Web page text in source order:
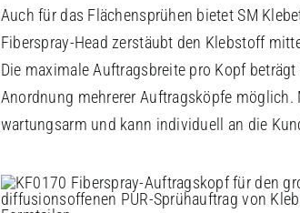
Auch für das Flächensprühen bietet SM
Fiberspray-Head zerstäubt den Klebstoff
Die maximale Auftragsbreite pro Kopf
Anordnung mehrerer Auftragsköpfe
wartungsarm und kann individuell an die